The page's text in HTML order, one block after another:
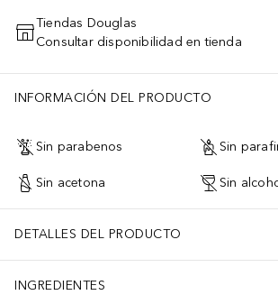
AÑADIR AL CARRITO
Tiendas Douglas
Consultar disponibilidad en tienda
INFORMACIÓN DEL PRODUCTO
Sin parabenos Sin
Sin acetona Sin
DETALLES DEL PRODUCTO
INGREDIENTES